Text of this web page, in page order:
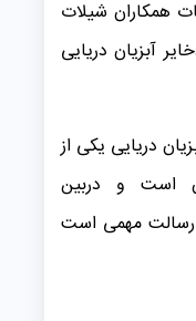
همکاران شیلات
آبزیان دریایی
دریایی یکی از
است و دربین
رسالت مهمی است